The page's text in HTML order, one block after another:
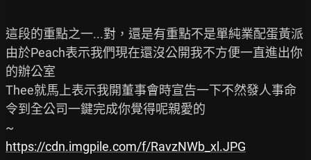
這段的重點之一...對，還是有重點不是單純業配蛋黃派
由於Peach表示我們現在還沒公開我不方便一直進出你
的辦公室
Thee就馬上表示我開董事會時宣告一下不然發人事命
令到全公司一鍵完成你覺得呢親愛的
https://cdn.imgpile.com/f/RavzNWb_xl.JPG